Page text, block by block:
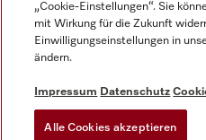
Datenschutz
Nutzungsbedingungen
Gesetzen über digitale Dienste
„Cookie-Einstellungen“. Sie
mit Wirkung für die Zukunft
Einwilligungseinstellungen in
ändern.
Impressum Datenschutz
Alle Cookies akzeptieren